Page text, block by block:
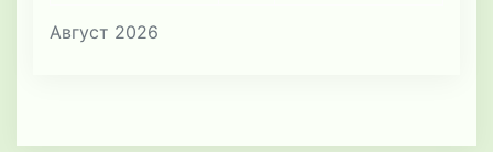
Август 2026